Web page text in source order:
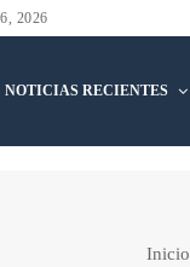
2026
NOTICIAS RECIENTES
Inicio